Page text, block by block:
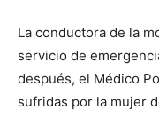
La conductora de la
servicio de
después, el Médico
sufridas por la mujer